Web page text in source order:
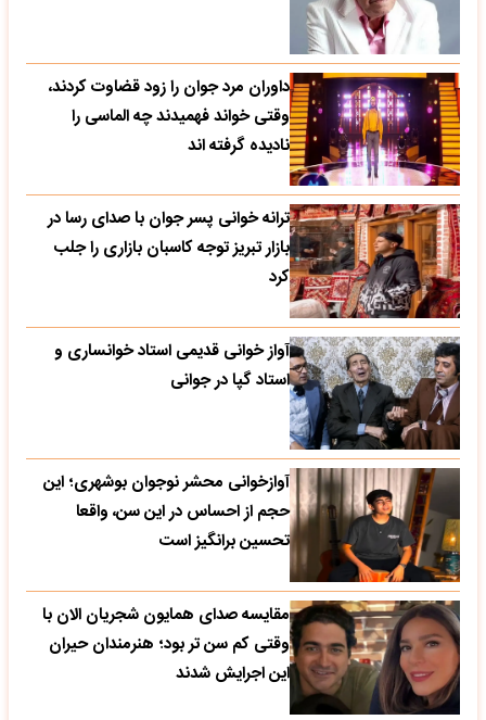
داوران مرد جوان را زود قضاوت کردند،
وقتی خواند فهمیدند چه الماسی را
نادیده گرفته اند
ترانه خوانی پسر جوان با صدای رسا در
بازار تبریز توجه کاسبان بازاری را جلب
کرد
آواز خوانی قدیمی استاد خوانساری و
استاد گپا در جوانی
آوازخوانی محشر نوجوان بوشهری؛ این
حجم از احساس در این سن، واقعا
تحسین‌ برانگیز است
مقایسه صدای همایون شجریان الان با
وقتی کم سن تر بود؛ هنرمندان حیران
این اجرایش شدند